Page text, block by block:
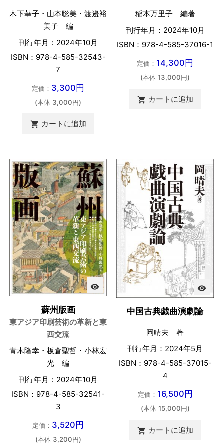
木下華子・山本聡美・渡邉裕
美子 編
刊行年月：2024年10月
ISBN：978-4-585-32543-
7
定価： 3,300円
(本体 3,000円)
 カートに追加
稲本万里子 編著
刊行年月：2024年10月
ISBN：978-4-585-37016-1
定価： 14,300円
(本体 13,000円)
 カートに追加
visibility
蘇州版画
東アジア印刷芸術の革新と東
西交流
青木隆幸・板倉聖哲・小林宏
光 編
刊行年月：2024年10月
ISBN：978-4-585-32541-
3
定価： 3,520円
(本体 3,200円)
visibility
中国古典戯曲演劇論
岡晴夫 著
刊行年月：2024年5月
ISBN：978-4-585-37015-
4
定価： 16,500円
(本体 15,000円)
 カートに追加